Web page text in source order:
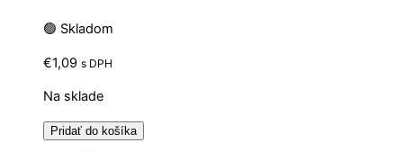
🟢 Skladom
€1,09 s DPH
Na sklade
Pridať do košíka